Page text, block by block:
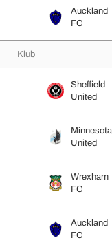
Auckland
FC
Klub
Sheffield
United
Minnesota
United
Wrexham
FC
Auckland
FC